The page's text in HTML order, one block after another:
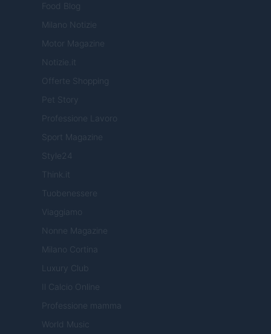
Food Blog
Milano Notizie
Motor Magazine
Notizie.it
Offerte Shopping
Pet Story
Professione Lavoro
Sport Magazine
Style24
Think.it
Tuobenessere
Viaggiamo
Nonne Magazine
Milano Cortina
Luxury Club
Il Calcio Online
Professione mamma
World Music